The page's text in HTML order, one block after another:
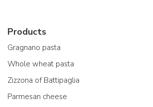
Products
Gragnano pasta
Whole wheat pasta
Zizzona of Battipaglia
Parmesan cheese